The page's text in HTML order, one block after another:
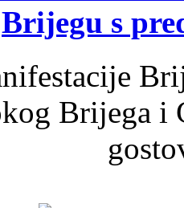
Brijegu s
Brijega